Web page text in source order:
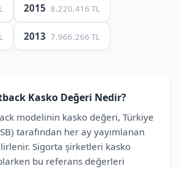
2015 8.220.416 TL
2013 7.966.266 TL
Kasko Değeri Nedir?
modelinin kasko değeri, Türkiye
tarafından her ay yayımlanan
Sigorta şirketleri kasko
bu referans değerleri